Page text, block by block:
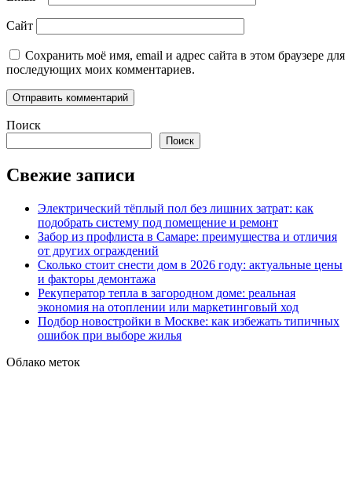
Сайт
Сохранить моё имя, email и адрес сайта в этом браузере для
последующих моих комментариев.
Поиск
Поиск
Свежие записи
Электрический тёплый пол без лишних затрат: как
подобрать систему под помещение и ремонт
Забор из профлиста в Самаре: преимущества и отличия
от других ограждений
Сколько стоит снести дом в 2026 году: актуальные цены
и факторы демонтажа
Рекуператор тепла в загородном доме: реальная
экономия на отоплении или маркетинговый ход
Подбор новостройки в Москве: как избежать типичных
ошибок при выборе жилья
Облако меток